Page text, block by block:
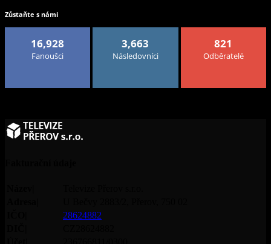
Zůstaňte s námi
16,928
Fanoušci
3,663
Následovníci
821
Odběratelé
28624882